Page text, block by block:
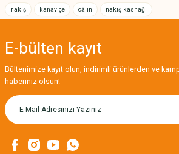
nakış
kanaviçe câlin nakış kasnağı
E-bülten kayıt
Bültenimize kayıt olun, indirimli ürünlerden ve
haberiniz olsun!